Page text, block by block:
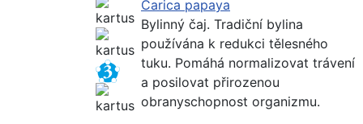
Carica papaya
Bylinný čaj. Tradiční bylina
používána k redukci tělesného
tuku. Pomáhá normalizovat trávení
a posilovat přirozenou
obranyschopnost organizmu.